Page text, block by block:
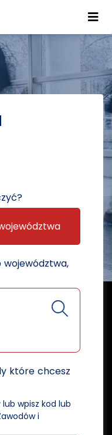
MAPACH
które chcesz
wpisz kod lub
i